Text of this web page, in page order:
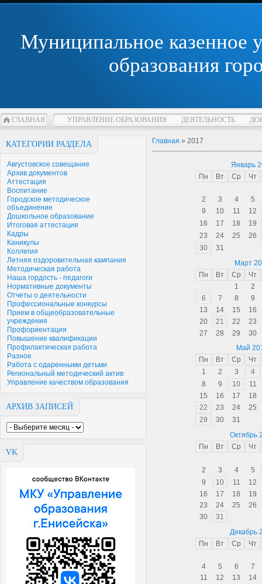
Муниципальное казенное
образования
ГЛАВНАЯ УПРАВЛЕНИЕ ОБРАЗОВАНИЯ ДЕЯТЕЛЬНОСТЬ
КАТЕГОРИИ РАЗДЕЛА
Августовское совещание
Архив документов
Аттестация
Воспитание
Городское методическое
объединение
Дошкольное образование
Итоговая аттестация
Кадры
Каникулы
Коллегия
Летняя оздоровительная кампания
Методическая работа
Наша гордость - педагоги
Нормативные документы
Отчеты о деятельности
Профессиональные конкурсы
Прием в общеобразовательные
учреждения
Профориентация
Повышение квалификации
Профилактическая работа
Разное
Работа с одаренными детьми
Региональный методический актив
Управление качеством образования
АРХИВ ЗАПИСЕЙ
VK
Главная » 2017
Январь
Пн
Вт Ср Чт
2 3 4
5
9
10 11
12
16
17 18
19
23
24 25
26
30
31
Март
Пн
Вт Ср
Чт
1
2
6
7 8
9
13
14 15
16
20
21 22
23
27
28 29
30
Май
Пн
Вт Ср
Чт
1
2 3
4
8
9 10
11
15
16 17
18
22
23 24
25
29
30
31
Октябрь
Пн
Вт Ср Чт
2 3 4
5
9
10 11
12
16
17 18
19
23
24 25
26
30
31
Декабрь
Пн
Вт Ср Чт
4 5 6
7
11
12 13
14